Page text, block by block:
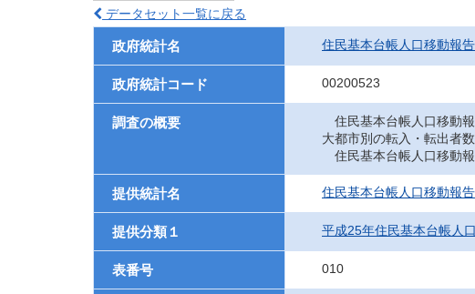
データセット一覧に戻る
政府統計名 住民基本台帳人口移動報告
政府統計コード 00200523
調査の概要
住民基本台帳人口移動
大都市別の転入・転出者
住民基本台帳人口移動報
提供統計名 住民基本台帳人口移動報告
提供分類１ 平成25年住民基本台帳人
表番号 010